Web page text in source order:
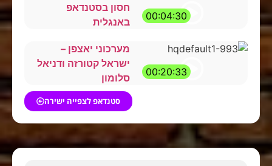
00:04:30
חסון בסטנדאפ
באנגלית
00:20:33
מערכוני יאצפן –
ישראל קטורזה ודניאל
סלומון
סטנדאפ לצפייה ישירה